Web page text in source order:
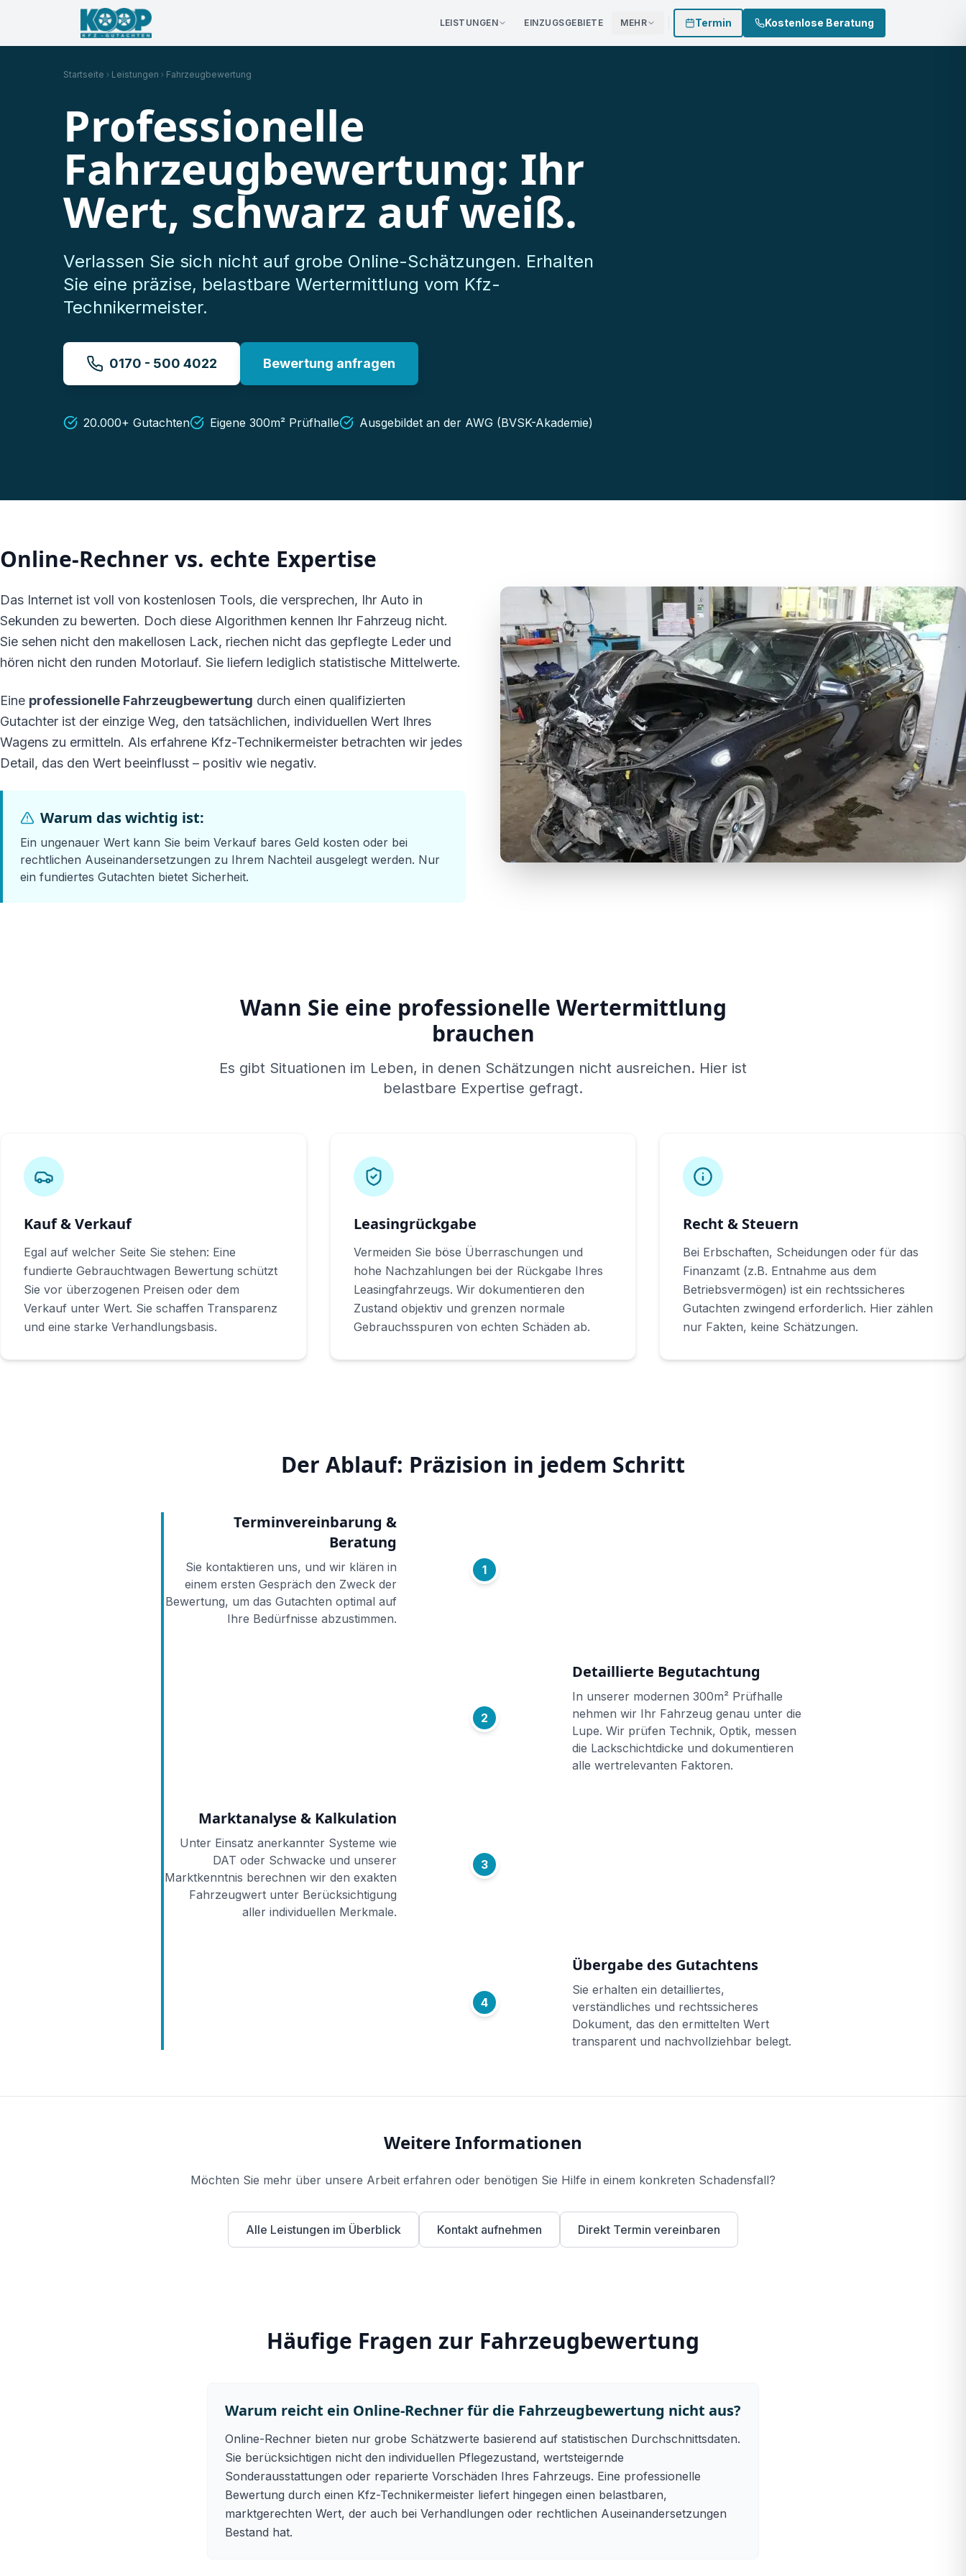
LEISTUNGEN EINZUGSGEBIETE MEHR Termin Kostenlose Beratung
Startseite Leistungen Fahrzeugbewertung
Professionelle
Fahrzeugbewertung: Ihr
Wert, schwarz auf weiß.
Verlassen Sie sich nicht auf grobe Online-Schätzungen. Erhalten
Sie eine präzise, belastbare Wertermittlung vom Kfz-
Technikermeister.
0170 - 500 4022 Bewertung anfragen
20.000+ Gutachten Eigene 300m² Prüfhalle Ausgebildet an der AWG (BVSK-Akademie)
Online-Rechner vs. echte Expertise
Das Internet ist voll von kostenlosen Tools, die versprechen, Ihr Auto in
Sekunden zu bewerten. Doch diese Algorithmen kennen Ihr Fahrzeug nicht.
Sie sehen nicht den makellosen Lack, riechen nicht das gepflegte Leder und
hören nicht den runden Motorlauf. Sie liefern lediglich statistische Mittelwerte.
Eine professionelle Fahrzeugbewertung durch einen qualifizierten
Gutachter ist der einzige Weg, den tatsächlichen, individuellen Wert Ihres
Wagens zu ermitteln. Als erfahrene Kfz-Technikermeister betrachten wir jedes
Detail, das den Wert beeinflusst – positiv wie negativ.
Warum das wichtig ist:
Ein ungenauer Wert kann Sie beim Verkauf bares Geld kosten oder bei
rechtlichen Auseinandersetzungen zu Ihrem Nachteil ausgelegt werden. Nur
ein fundiertes Gutachten bietet Sicherheit.
Wann Sie eine professionelle Wertermittlung
brauchen
Es gibt Situationen im Leben, in denen Schätzungen nicht ausreichen. Hier ist
belastbare Expertise gefragt.
Kauf & Verkauf
Egal auf welcher Seite Sie stehen: Eine
fundierte Gebrauchtwagen Bewertung schützt
Sie vor überzogenen Preisen oder dem
Verkauf unter Wert. Sie schaffen Transparenz
und eine starke Verhandlungsbasis.
Leasingrückgabe
Vermeiden Sie böse Überraschungen und
hohe Nachzahlungen bei der Rückgabe Ihres
Leasingfahrzeugs. Wir dokumentieren den
Zustand objektiv und grenzen normale
Gebrauchsspuren von echten Schäden ab.
Recht & Steuern
Bei Erbschaften, Scheidungen oder für das
Finanzamt (z.B. Entnahme aus dem
Betriebsvermögen) ist ein rechtssicheres
Gutachten zwingend erforderlich. Hier zählen
nur Fakten, keine Schätzungen.
Der Ablauf: Präzision in jedem Schritt
1
Terminvereinbarung &
Beratung
Sie kontaktieren uns, und wir klären in
einem ersten Gespräch den Zweck der
Bewertung, um das Gutachten optimal auf
Ihre Bedürfnisse abzustimmen.
2
Detaillierte Begutachtung
In unserer modernen 300m² Prüfhalle
nehmen wir Ihr Fahrzeug genau unter die
Lupe. Wir prüfen Technik, Optik, messen
die Lackschichtdicke und dokumentieren
alle wertrelevanten Faktoren.
3
Marktanalyse & Kalkulation
Unter Einsatz anerkannter Systeme wie
DAT oder Schwacke und unserer
Marktkenntnis berechnen wir den exakten
Fahrzeugwert unter Berücksichtigung
aller individuellen Merkmale.
4
Übergabe des Gutachtens
Sie erhalten ein detailliertes,
verständliches und rechtssicheres
Dokument, das den ermittelten Wert
transparent und nachvollziehbar belegt.
Weitere Informationen
Möchten Sie mehr über unsere Arbeit erfahren oder benötigen Sie Hilfe in einem konkreten Schadensfall?
Alle Leistungen im Überblick Kontakt aufnehmen Direkt Termin vereinbaren
Häufige Fragen zur Fahrzeugbewertung
Warum reicht ein Online-Rechner für die Fahrzeugbewertung nicht aus?
Online-Rechner bieten nur grobe Schätzwerte basierend auf statistischen Durchschnittsdaten.
Sie berücksichtigen nicht den individuellen Pflegezustand, wertsteigernde
Sonderausstattungen oder reparierte Vorschäden Ihres Fahrzeugs. Eine professionelle
Bewertung durch einen Kfz-Technikermeister liefert hingegen einen belastbaren,
marktgerechten Wert, der auch bei Verhandlungen oder rechtlichen Auseinandersetzungen
Bestand hat.
Jetzt erreichbar 02351 - 874 3002 0170 - 500 4022 Termin buchen